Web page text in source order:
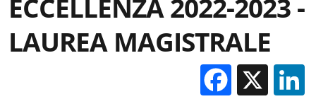
ECCELLENZA 2022-2023 -
LAUREA MAGISTRALE
X